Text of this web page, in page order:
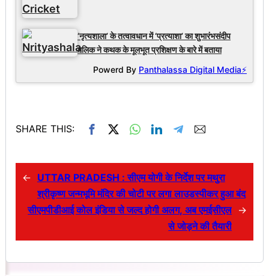
‘नृत्यशाला’ के तत्वावधान में ‘प्रत्याशा’ का शुभारंभसंदीप
मलिक ने कथक के मूलभूत प्रशिक्षण के बारे में बताया
Powerd By Panthalassa Digital Media⚡
SHARE THIS:
← UTTAR PRADESH : सीएम योगी के निर्देश पर मथुरा
श्रीकृष्ण जन्मभूमि मंदिर की चोटी पर लगा लाउडस्पीकर हुआ बंद
सीएमपीडीआई कोल इंडिया से जल्‍द होगी अलग, अब एमईसीएल
से जोड़ने की तैयारी
→